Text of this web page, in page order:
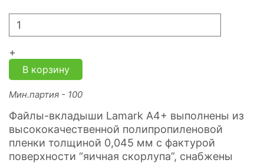
+
В корзину
Мин.партия - 100
Файлы-вкладыши Lamark А4+ выполнены из
высококачественной полипропиленовой
пленки толщиной 0,045 мм с фактурой
поверхности “яичная скорлупа”, снабжены